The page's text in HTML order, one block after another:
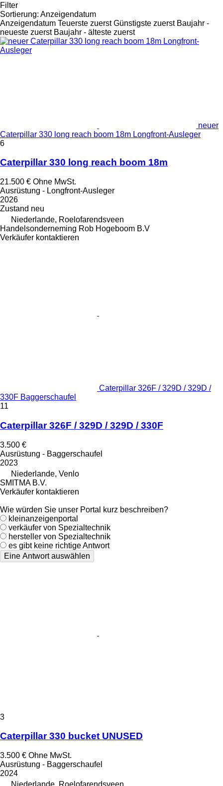
Filter
Sortierung: Anzeigendatum
Anzeigendatum Teuerste zuerst Günstigste zuerst Baujahr -
neueste zuerst Baujahr - älteste zuerst
neuer
Caterpillar 330 long reach boom 18m Longfront-Ausleger
6
Caterpillar 330 long reach boom 18m
21.500 € Ohne MwSt.
Ausrüstung - Longfront-Ausleger
2026
Zustand neu
Niederlande, Roelofarendsveen
Handelsonderneming Rob Hogeboom B.V
Verkäufer kontaktieren
Caterpillar 326F / 329D / 329D /
330F Baggerschaufel
11
Caterpillar 326F / 329D / 329D / 330F
3.500 €
Ausrüstung - Baggerschaufel
2023
Niederlande, Venlo
SMITMA B.V.
Verkäufer kontaktieren
Wie würden Sie unser Portal kurz beschreiben?
kleinanzeigenportal
verkäufer von Spezialtechnik
hersteller von Spezialtechnik
es gibt keine richtige Antwort
Eine Antwort auswählen
3
Caterpillar 330 bucket UNUSED
3.500 € Ohne MwSt.
Ausrüstung - Baggerschaufel
2024
Niederlande, Roelofarendsveen